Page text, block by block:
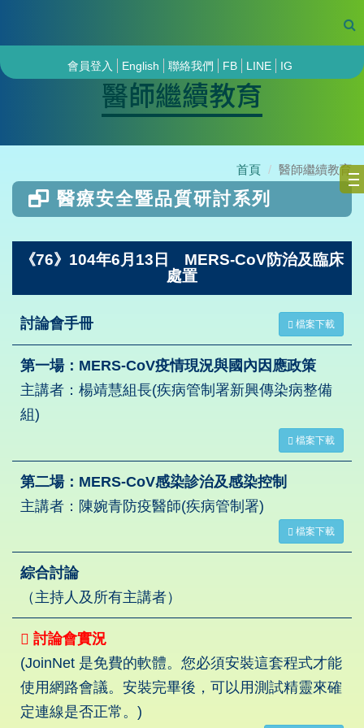
會員登入 English 聯絡我們 FB LINE IG
醫師繼續教育
首頁 醫師繼續教育
醫療安全暨品質研討系列
《76》104年6月13日 MERS-CoV防治及臨床
處置
討論會手冊 檔案下載
第一場：MERS-CoV疫情現況與國內因應政策
主講者：楊靖慧組長(疾病管制署新興傳染病整備
組)
檔案下載
第二場：MERS-CoV感染診治及感染控制
主講者：陳婉青防疫醫師(疾病管制署)
檔案下載
綜合討論
（主持人及所有主講者）
討論會實況
(JoinNet 是免費的軟體。您必須安裝這套程式才能
使用網路會議。安裝完畢後，可以用測試精靈來確
定連線是否正常。)